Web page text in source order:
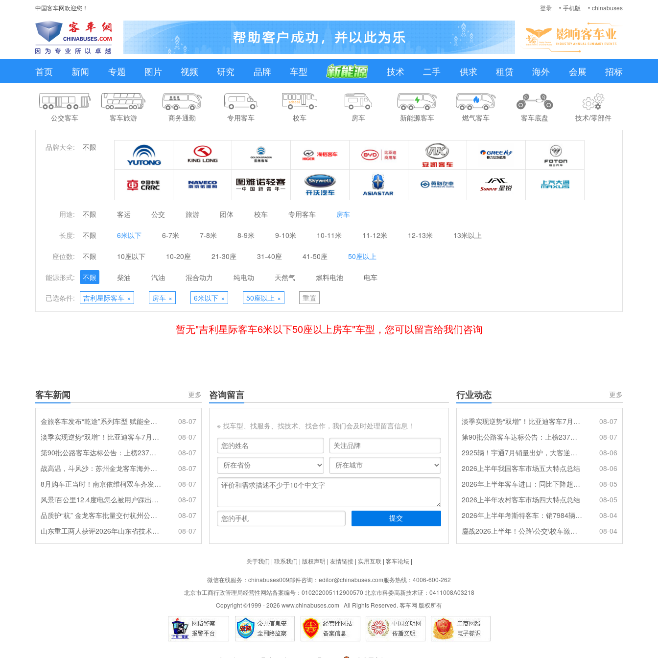
中国客车网欢迎您！ 登录 手机版 chinabuses
首页 新闻 专题 图片 视频 研究 品牌 车型 技术 二手 供求 租赁 海外 会展 招标
公交客车 客车旅游 商务通勤 专用客车 校车 房车 新能源客车 燃气客车 客车底盘 技术/零部件
品牌大全: 不限
用途: 不限 客运 公交 旅游 团体 校车 专用客车 房车
长度: 不限 6米以下 6-7米 7-8米 8-9米 9-10米 10-11米 11-12米 12-13米 13米以上
座位数: 不限 10座以下 10-20座 21-30座 31-40座 41-50座 50座以上
能源形式: 不限 柴油 汽油 混合动力 纯电动 天然气 燃料电池 电车
已选条件: 吉利星际客车 × 房车 × 6米以下 × 50座以上 × 重置
暂无"吉利星际客车6米以下50座以上房车"车型，您可以留言给我们咨询
客车新闻 更多
金旅客车发布“乾途”系列车型 赋能全球客运产业提质升级
08-07
淡季实现逆势“双增”！比亚迪客车7月热销620辆创新高
08-07
第90批公路客车达标公告：上榜237款创次高，混动\燃料电池缺席
08-07
战高温，斗风沙：苏州金龙客车海外服务的“极限温度测试”
08-07
8月购车正当时！南京依维柯双车齐发限时福利全解析
08-07
风景i百公里12.4度电怎么被用户踩出来的？
08-07
品质护“杭” 金龙客车批量交付杭州公交集团72辆
08-07
山东重工两人获评2026年山东省技术技能大师
08-07
咨询留言
※ 找车型、找服务、找技术、找合作，我们会及时处理留言信息！
行业动态 更多
淡季实现逆势“双增”！比亚迪客车7月热销620辆创新高
08-07
第90批公路客车达标公告：上榜237款创次高，混动\燃料电池缺席
08-07
2925辆！宇通7月销量出炉，大客逆势走强筑牢基本盘
08-06
2026上半年我国客车市场五大特点总结
08-06
2026年上半年客车进口：同比下降超4成，轻客主体地位凸显
08-05
2026上半年农村客车市场四大特点总结
08-05
2026年上半年考斯特客车：销7984辆 6米领涨领跑 电动化提速
08-04
鏖战2026上半年！公路\公交\校车激烈角逐，谁问鼎赛道赢家?
08-04
关于我们 | 联系我们 | 版权声明 | 友情链接| 实用互联| 客车论坛|
微信在线服务：chinabuses009邮件咨询：editor@chinabuses.com服务热线：4006-600-262
北京市工商行政管理局经营性网站备案编号：010202005112900570 北京市科委高新技术证：0411008A03218
Copyright ©1999 -2026 www.chinabuses.com All Rights Reserved. 客车网 版权所有